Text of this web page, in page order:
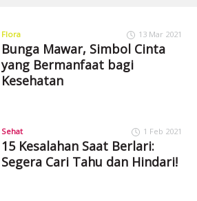
Flora 13 Mar 2021
Bunga Mawar, Simbol Cinta
yang Bermanfaat bagi
Kesehatan
Sehat 1 Feb 2021
15 Kesalahan Saat Berlari:
Segera Cari Tahu dan Hindari!